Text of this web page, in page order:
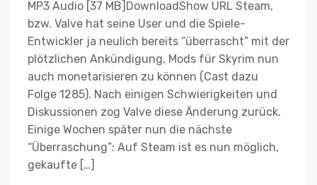
MP3 Audio [37 MB]DownloadShow URL Steam,
bzw. Valve hat seine User und die Spiele-
Entwickler ja neulich bereits “überrascht” mit der
plötzlichen Ankündigung, Mods für Skyrim nun
auch monetarisieren zu können (Cast dazu
Folge 1285). Nach einigen Schwierigkeiten und
Diskussionen zog Valve diese Änderung zurück.
Einige Wochen später nun die nächste
“Überraschung”: Auf Steam ist es nun möglich,
gekaufte […]